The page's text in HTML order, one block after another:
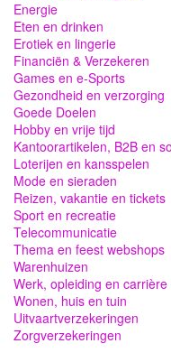
Energie
Eten en drinken
Erotiek en lingerie
Financiën & Verzekeren
Games en e-Sports
Gezondheid en verzorging
Goede Doelen
Hobby en vrije tijd
Kantoorartikelen, B2B en
Loterijen en kansspelen
Mode en sieraden
Reizen, vakantie en tickets
Sport en recreatie
Telecommunicatie
Thema en feest webshops
Warenhuizen
Werk, opleiding en carrière
Wonen, huis en tuin
Uitvaartverzekeringen
Zorgverzekeringen